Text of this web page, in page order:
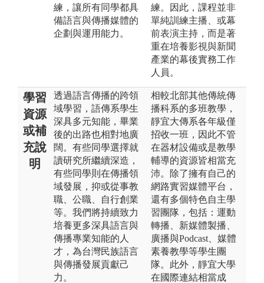
練，讓所有同學都具
備語言與傳播媒體的
企劃與運用能力。
練。因此，課程並非
單純訓練主播、或幕
前表演主持，而是著
重在培養影視與新聞
產業的幕後實務工作
人員。
學習
資源
或補
充說
明
透過語言傳播的跨領
域學習，語傳系學生
深具多元知能，畢業
後的出路也相對地廣
闊。有些同學選擇就
讀研究所繼續深造，
有些同學則在傳播領
域發展，抑或從事教
職、公職、自行創業
等。我們將持續致力
培養更多深具語言與
傳播專業知能的人
才，為台灣民族語言
與傳播發展貢獻己
力。
相較北部其他傳統傳
播科系的多班教學，
靜宜大傳系各年級僅
招收一班，因此不管
在器材設備或是教學
輔導的資源皆相當充
沛。除了擁有自己的
網路實習媒體平台，
還有多個特色自主學
習團隊，包括：運動
轉播、新媒體製播、
廣播與Podcast、媒體
素養教學等學生團
隊。此外，靜宜大學
在國際連結相當成